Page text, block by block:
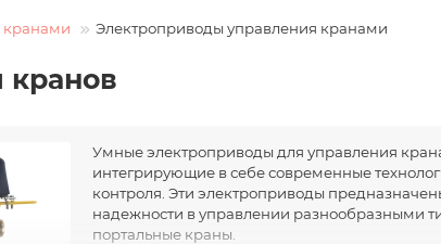
кранами Электроприводы управления кранами
Умные электроприводы для управления
интегрирующие в себе современные
контроля. Эти электроприводы
надежности в управлении разнообразными
портальные краны.